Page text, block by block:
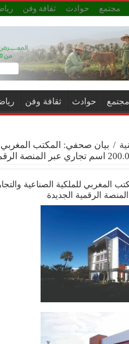
مجتمع حوادث ثقافة وفن
مجتمع حوادث ثقافة وفن
/ بيان صحفي: المكتب المغربي
الرقمية الجديدة